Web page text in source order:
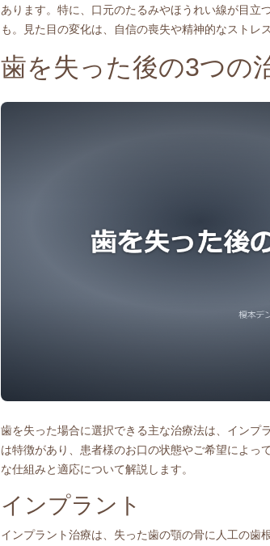
あります。特に、口元のたるみやほうれい線が目立
も。見た目の変化は、自信の喪失や精神的なストレ
歯を失った後の3つの
歯を失った場合に選択できる主な治療法は、インプ
は特徴があり、患者様のお口の状態やご希望によっ
な仕組みと適応について解説します。
インプラント
インプラント治療は、失った歯の顎の骨に人工の歯